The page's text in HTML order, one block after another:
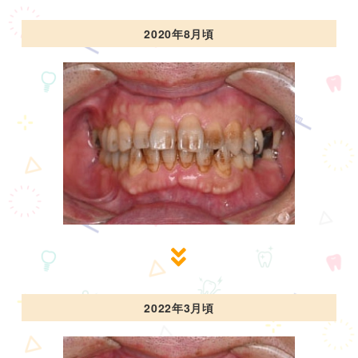
2020年8月頃
2022年3月頃